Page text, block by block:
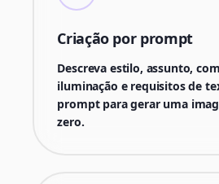
Criação por prompt
Descreva estilo, assunto,
iluminação e requisitos de
prompt para gerar uma
zero.